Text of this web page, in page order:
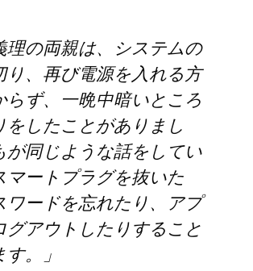
理の両親は、システムの
り、再び電源を入れる方
らず、一晩中暗いところ
をしたことがありまし
が同じような話をしてい
マートプラグを抜いた
ワードを忘れたり、アプ
グアウトしたりすること
。」